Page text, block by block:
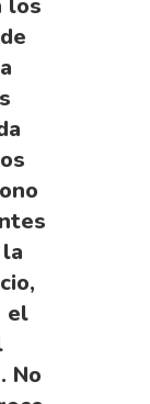
el
No